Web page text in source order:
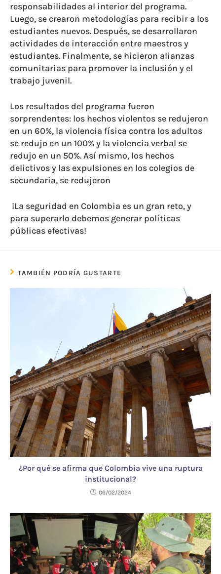
responsabilidades al interior del programa.
Luego, se crearon metodologías para recibir a los
estudiantes nuevos. Después, se desarrollaron
actividades de interacción entre maestros y
estudiantes. Finalmente, se hicieron alianzas
comunitarias para promover la inclusión y el
trabajo juvenil.
Los resultados del programa fueron
sorprendentes: los hechos violentos se redujeron
en un 60%, la violencia física contra los adultos
se redujo en un 100% y la violencia verbal se
redujo en un 50%. Así mismo, los hechos
delictivos y las expulsiones en los colegios de
secundaria, se redujeron
¡La seguridad en Colombia es un gran reto, y
para superarlo debemos generar políticas
públicas efectivas!
TAMBIÉN PODRÍA GUSTARTE
¿Por qué se afirma que Colombia vive una ruptura
institucional?
06/02/2024